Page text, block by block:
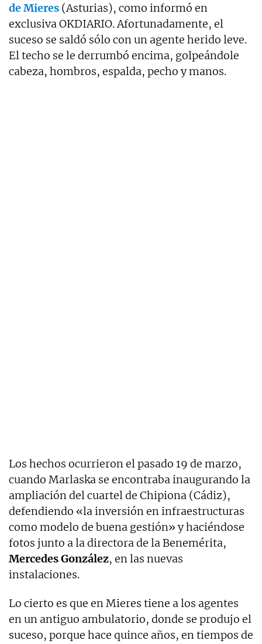
de Mieres (Asturias), como informó en
exclusiva OKDIARIO. Afortunadamente, el
suceso se saldó sólo con un agente herido leve.
El techo se le derrumbó encima, golpeándole
cabeza, hombros, espalda, pecho y manos.
Los hechos ocurrieron el pasado 19 de marzo,
cuando Marlaska se encontraba inaugurando la
ampliación del cuartel de Chipiona (Cádiz),
defendiendo «la inversión en infraestructuras
como modelo de buena gestión» y haciéndose
fotos junto a la directora de la Benemérita,
Mercedes González, en las nuevas
instalaciones.
Lo cierto es que en Mieres tiene a los agentes
en un antiguo ambulatorio, donde se produjo el
suceso, porque hace quince años, en tiempos de